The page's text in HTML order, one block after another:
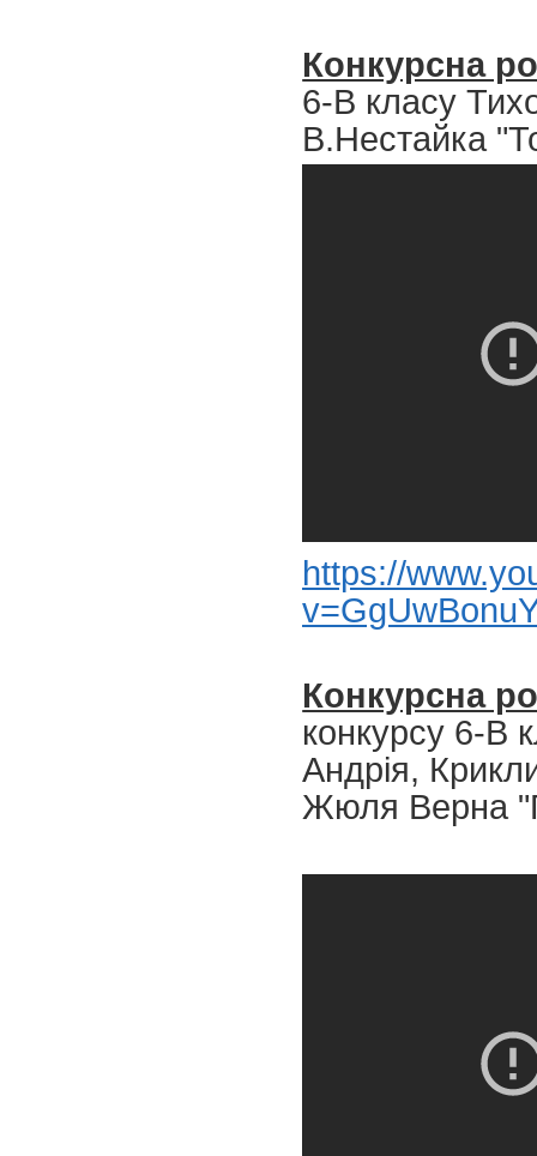
Конкурсна
6-В класу
В.Нестайка
https://
Конкурсна
конкурсу 6-В
Андрія,
Жюля Верна